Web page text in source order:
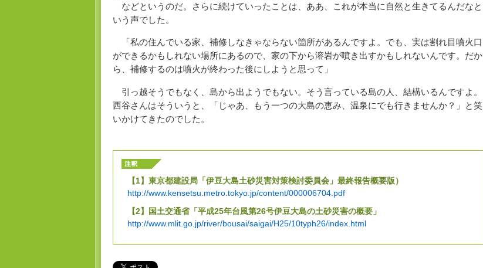
などというのだ。さらに続けていったことは、ああ、これが本当に自然と生きてるんだなと
いう声でした。
「私の住んでいる家、補修しなきゃならない箇所があるんですよ。でも、実は割れ目噴火口
ができるかもしれない場所にあるので、家の下から溶岩が噴き出すかもしれないんです。だか
ら、補修するのは噴火が終わった後にしようと思って」
引っ越そうでもなく、島から出ようでもない。そう言っている島の人、結構いるんですよ。
西谷さんはそういうと、「じゃあ、もう一つの大島の恵み、温泉にでも行きませんか？」と笑
いかけてきたのでした。
【1】 東京都建設局「伊豆大島土砂災害対策検討委員会」最終報告概要版）
http://www.kensetsu.metro.tokyo.jp/content/000006704.pdf
【2】
国土交通省「平成25年台風第26号伊豆大島の土砂災害の概要」
http://www.mlit.go.jp/river/bousai/saigai/H25/10typh26/index.html